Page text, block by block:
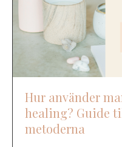
Hur använder
healing? Guide
metoderna